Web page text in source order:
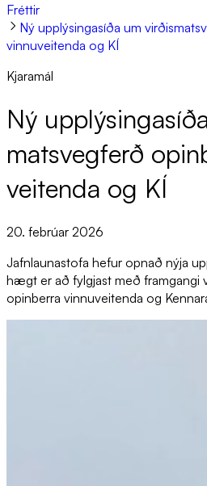
Fréttir
Ný upplýsingasíða um
vinnuveitenda og KÍ
Kjaramál
Ný
mats­veg­ferð
veit­enda og KÍ
20. febrúar 2026
Jafnlaunastofa hefur opnað nýja
hægt er að fylgjast með framgangi
opinberra vinnuveitenda og